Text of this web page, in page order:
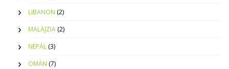
LIBANON (2)
MALAJZIA (2)
NEPÁL (3)
OMÁN (7)